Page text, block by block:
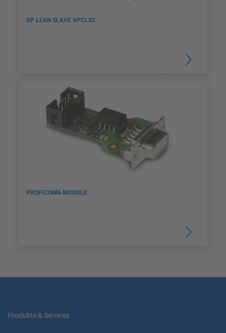
DP LEAN SLAVE VPCLS2
PROFICONN-MODULE
Produkte & Services